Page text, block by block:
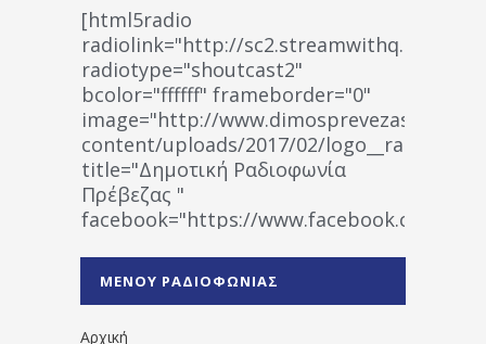
[html5radio
radiolink="http://
radiotype="shoutcast2"
bcolor="ffffff" frameborder="0"
image="http://www.dimosprevezas.gr/wp-
content/uploads/2017/02/
title="Δημοτική Ραδιοφωνία
Πρέβεζας "
facebook="https://www.facebook.com/
1531194763766854/" artist="" ]
ΜΕΝΟΥ ΡΑΔΙΟΦΩΝΙΑΣ
Αρχική